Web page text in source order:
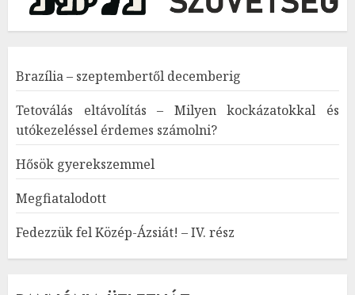
Brazília – szeptembertől decemberig
Tetoválás eltávolítás – Milyen kockázatokkal és
utókezeléssel érdemes számolni?
Hősök gyerekszemmel
Megfiatalodott
Fedezzük fel Közép-Ázsiát! – IV. rész